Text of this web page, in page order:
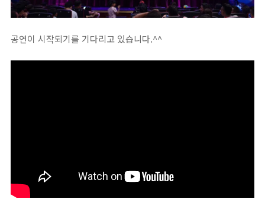
공연이 시작되기를 기다리고 있습니다.^^